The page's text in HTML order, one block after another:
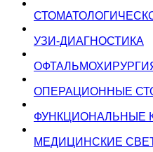
УЗИ-ДИАГНОСТИКА
ОПЕРАЦИОННЫЕ
ФУНКЦИОНАЛЬНЫЕ
МЕДИЦИНСКИЕ